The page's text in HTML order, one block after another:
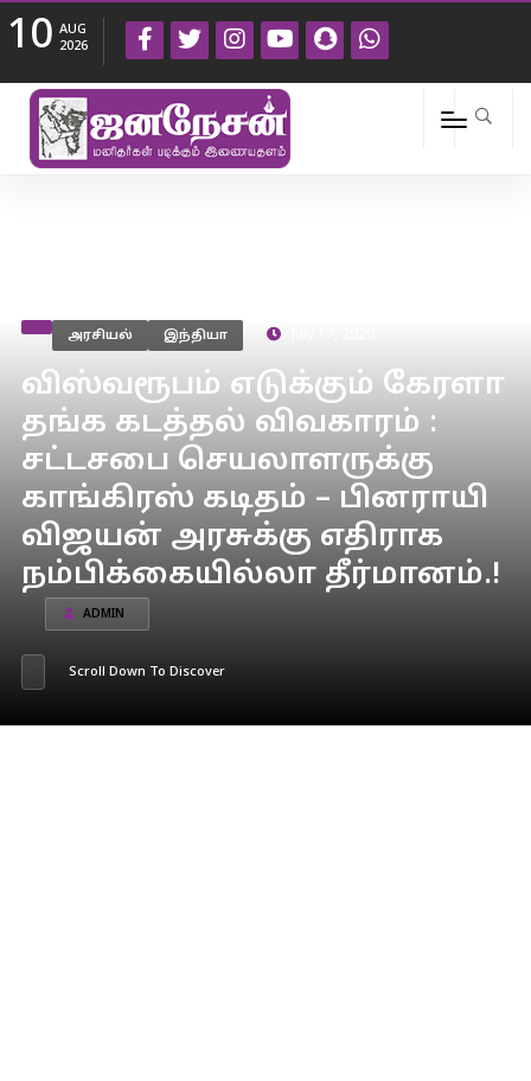
10 AUG
2026
அரசியல் இந்தியா
விஸ்வரூபம் எடுக்கும் கேரளா
தங்க கடத்தல் விவகாரம் :
சட்டசபை செயலாளருக்கு
காங்கிரஸ் கடிதம் – பினராயி
விஜயன் அரசுக்கு எதிராக
நம்பிக்கையில்லா தீர்மானம்.!
ADMIN
Scroll Down To Discover